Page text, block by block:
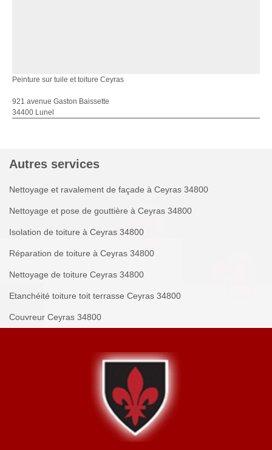
Peinture sur tuile et toiture Ceyras
921 avenue Gaston Baissette
34400 Lunel
Autres services
Nettoyage et ravalement de façade à Ceyras 34800
Nettoyage et pose de gouttière à Ceyras 34800
Isolation de toiture à Ceyras 34800
Réparation de toiture à Ceyras 34800
Nettoyage de toiture Ceyras 34800
Etanchéité toiture toit terrasse Ceyras 34800
Couvreur Ceyras 34800